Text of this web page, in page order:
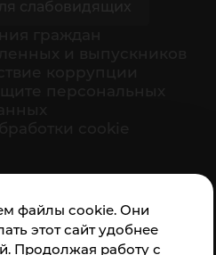
файлы cookie. Они
этот сайт удобнее
Продолжая работу с